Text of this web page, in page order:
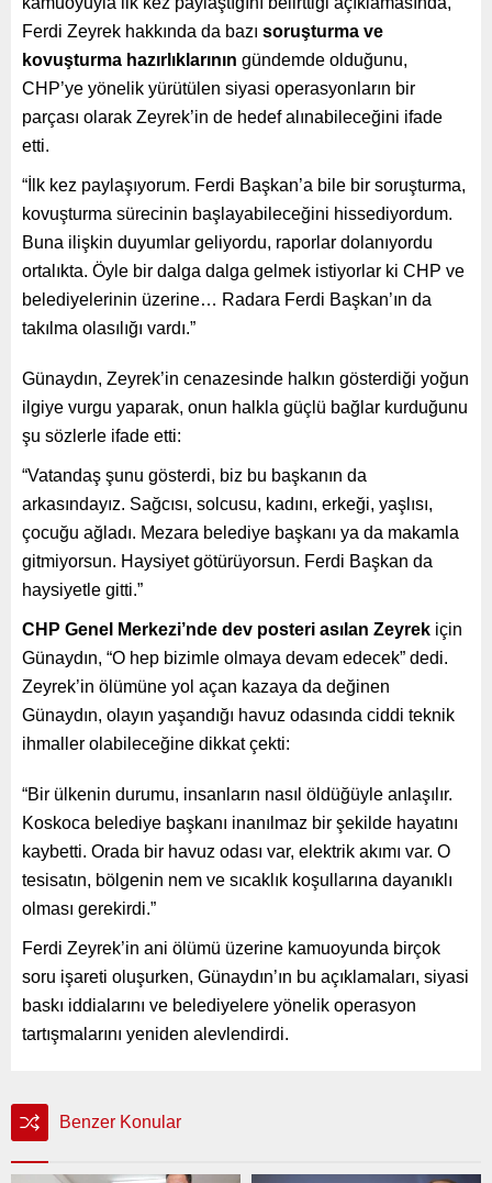
Ferdi Zeyrek hakkında da bazı soruşturma ve
kovuşturma hazırlıklarının gündemde olduğunu,
CHP’ye yönelik yürütülen siyasi operasyonların bir
parçası olarak Zeyrek’in de hedef alınabileceğini ifade
etti.
“İlk kez paylaşıyorum. Ferdi Başkan’a bile bir soruşturma,
kovuşturma sürecinin başlayabileceğini hissediyordum.
Buna ilişkin duyumlar geliyordu, raporlar dolanıyordu
ortalıkta. Öyle bir dalga dalga gelmek istiyorlar ki CHP ve
belediyelerinin üzerine… Radara Ferdi Başkan’ın da
takılma olasılığı vardı.”
Günaydın, Zeyrek’in cenazesinde halkın gösterdiği yoğun
ilgiye vurgu yaparak, onun halkla güçlü bağlar kurduğunu
şu sözlerle ifade etti:
“Vatandaş şunu gösterdi, biz bu başkanın da
arkasındayız. Sağcısı, solcusu, kadını, erkeği, yaşlısı,
çocuğu ağladı. Mezara belediye başkanı ya da makamla
gitmiyorsun. Haysiyet götürüyorsun. Ferdi Başkan da
haysiyetle gitti.”
CHP Genel Merkezi’nde dev posteri asılan Zeyrek için
Günaydın, “O hep bizimle olmaya devam edecek” dedi.
Zeyrek’in ölümüne yol açan kazaya da değinen
Günaydın, olayın yaşandığı havuz odasında ciddi teknik
ihmaller olabileceğine dikkat çekti:
“Bir ülkenin durumu, insanların nasıl öldüğüyle anlaşılır.
Koskoca belediye başkanı inanılmaz bir şekilde hayatını
kaybetti. Orada bir havuz odası var, elektrik akımı var. O
tesisatın, bölgenin nem ve sıcaklık koşullarına dayanıklı
olması gerekirdi.”
Ferdi Zeyrek’in ani ölümü üzerine kamuoyunda birçok
soru işareti oluşurken, Günaydın’ın bu açıklamaları, siyasi
baskı iddialarını ve belediyelere yönelik operasyon
tartışmalarını yeniden alevlendirdi.
Benzer Konular